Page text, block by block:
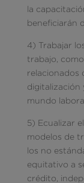
la
beneficiarán
4) Trabajar
trabajo,
relacionados
digitalización
mundo
5) Ecualizar
modelos de
los no
equitativo a
crédito,